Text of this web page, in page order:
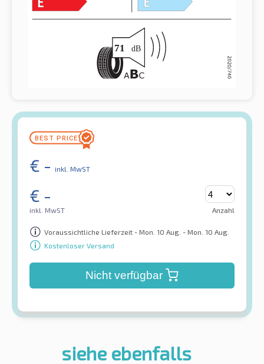
€ - inkl. MwST
€ -
inkl. MwST Anzahl
Voraussichtliche Lieferzeit - Mon. 10 Aug. - Mon. 10 Aug.
Kostenloser Versand
Nicht verfügbar
siehe ebenfalls